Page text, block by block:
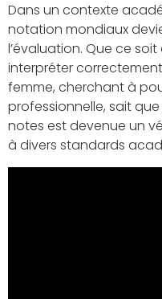
Dans un contexte
notation mondiaux
l’évaluation. Que ce
interpréter
femme, cherchant à
professionnelle, sait
notes est devenue un
à divers standards